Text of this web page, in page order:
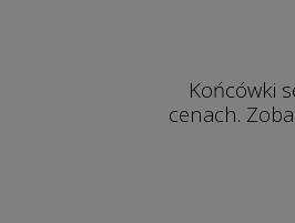
Końcówki
cenach.